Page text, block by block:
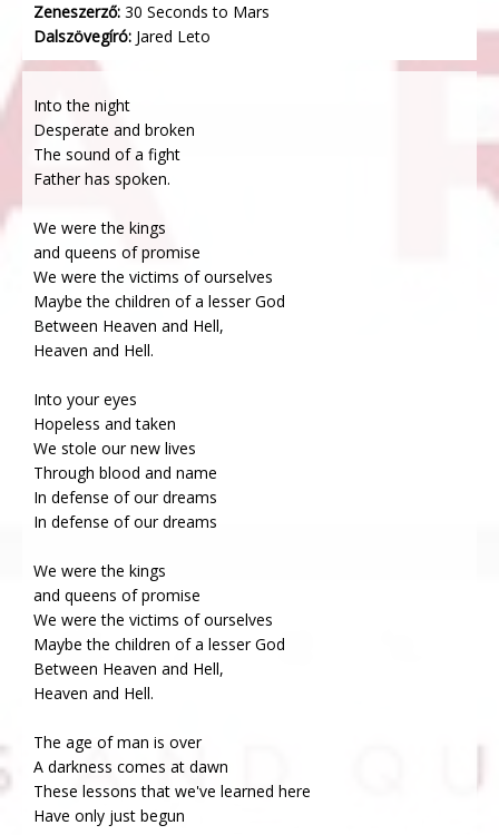
Zeneszerző: 30 Seconds to Mars
Dalszövegíró: Jared Leto
Into the night
Desperate and broken
The sound of a fight
Father has spoken.
We were the kings
and queens of promise
We were the victims of ourselves
Maybe the children of a lesser God
Between Heaven and Hell,
Heaven and Hell.
Into your eyes
Hopeless and taken
We stole our new lives
Through blood and name
In defense of our dreams
In defense of our dreams
We were the kings
and queens of promise
We were the victims of ourselves
Maybe the children of a lesser God
Between Heaven and Hell,
Heaven and Hell.
The age of man is over
A darkness comes at dawn
These lessons that we've learned here
Have only just begun